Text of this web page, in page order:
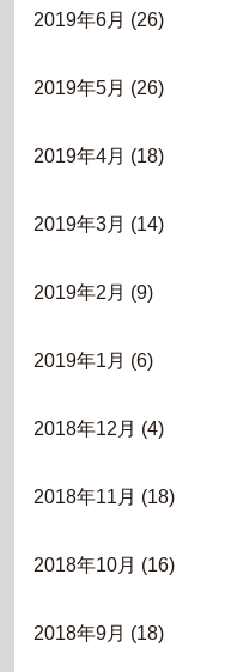
2019年6月 (26)
2019年5月 (26)
2019年4月 (18)
2019年3月 (14)
2019年2月 (9)
2019年1月 (6)
2018年12月 (4)
2018年11月 (18)
2018年10月 (16)
2018年9月 (18)